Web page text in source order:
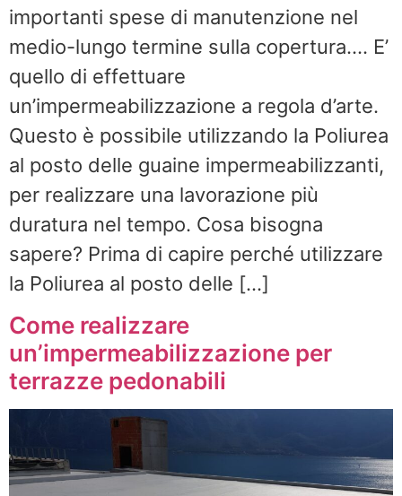
importanti spese di manutenzione nel
medio-lungo termine sulla copertura…. E’
quello di effettuare
un’impermeabilizzazione a regola d’arte.
Questo è possibile utilizzando la Poliurea
al posto delle guaine impermeabilizzanti,
per realizzare una lavorazione più
duratura nel tempo. Cosa bisogna
sapere? Prima di capire perché utilizzare
la Poliurea al posto delle […]
Come realizzare
un’impermeabilizzazione per
terrazze pedonabili